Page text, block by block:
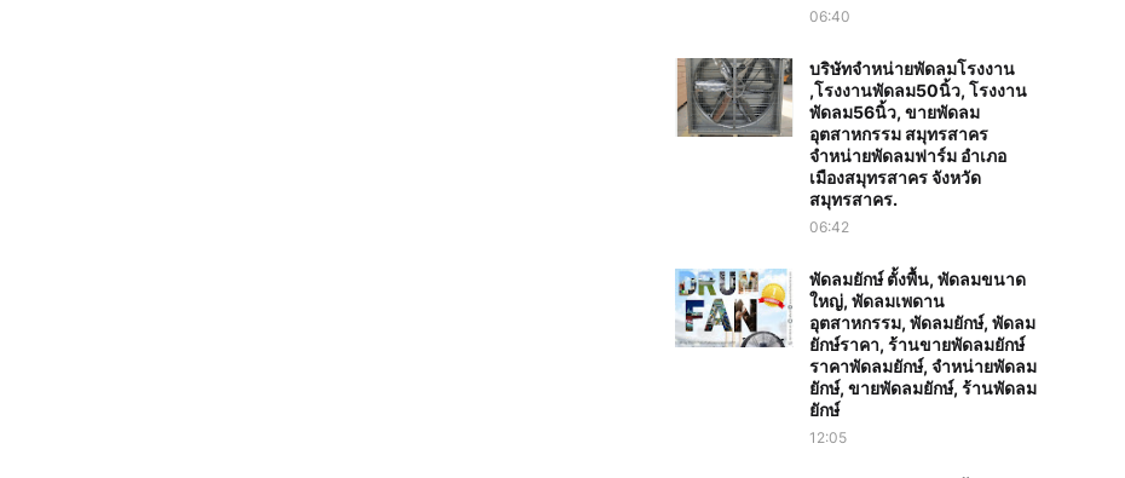
06:40
บริษัทจำหน่ายพัดลมโรงงาน
,โรงงานพัดลม50นิ้ว, โรงงาน
พัดลม56นิ้ว, ขายพัดลม
อุตสาหกรรม สมุทรสาคร
จำหน่ายพัดลมฟาร์ม อำเภอ
เมืองสมุทรสาคร จังหวัด
สมุทรสาคร.
06:42
พัดลมยักษ์ ตั้งพื้น, พัดลมขนาด
ใหญ่, พัดลมเพดาน
อุตสาหกรรม, พัดลมยักษ์, พัดลม
ยักษ์ราคา, ร้านขายพัดลมยักษ์
ราคาพัดลมยักษ์, จำหน่ายพัดลม
ยักษ์, ขายพัดลมยักษ์, ร้านพัดลม
ยักษ์
12:05